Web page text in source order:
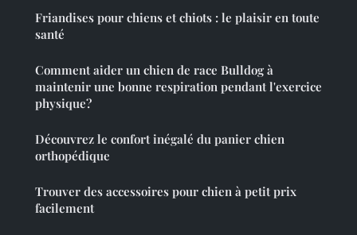
Friandises pour chiens et chiots : le plaisir en toute
santé
Comment aider un chien de race Bulldog à
maintenir une bonne respiration pendant l'exercice
physique?
Découvrez le confort inégalé du panier chien
orthopédique
Trouver des accessoires pour chien à petit prix
facilement